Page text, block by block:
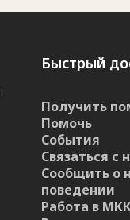
Быстрый
Получить
Помочь
События
Связаться с
Сообщить о
поведении
Работа в